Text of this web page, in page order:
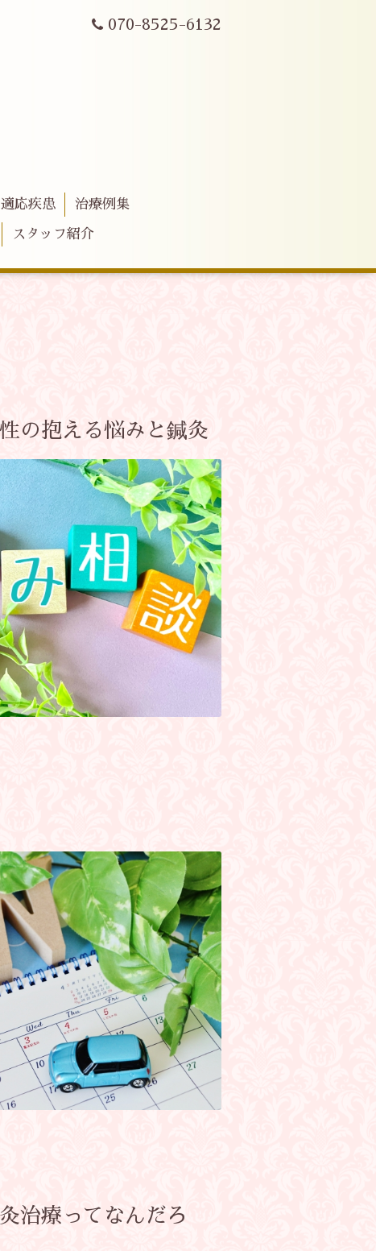
070-8525-6132
適応疾患 治療例集
スタッフ紹介
の抱える悩みと鍼灸
治療ってなんだろ